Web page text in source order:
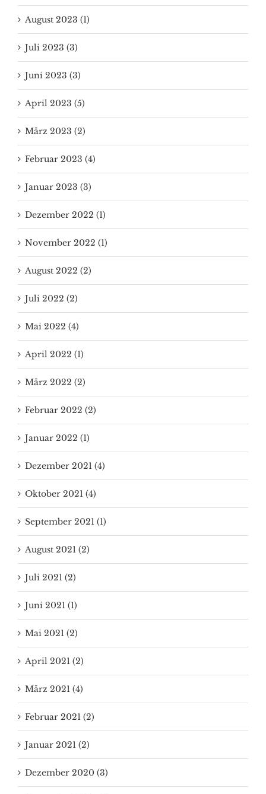
August 2023 (1)
Juli 2023 (3)
Juni 2023 (3)
April 2023 (5)
März 2023 (2)
Februar 2023 (4)
Januar 2023 (3)
Dezember 2022 (1)
November 2022 (1)
August 2022 (2)
Juli 2022 (2)
Mai 2022 (4)
April 2022 (1)
März 2022 (2)
Februar 2022 (2)
Januar 2022 (1)
Dezember 2021 (4)
Oktober 2021 (4)
September 2021 (1)
August 2021 (2)
Juli 2021 (2)
Juni 2021 (1)
Mai 2021 (2)
April 2021 (2)
März 2021 (4)
Februar 2021 (2)
Januar 2021 (2)
Dezember 2020 (3)